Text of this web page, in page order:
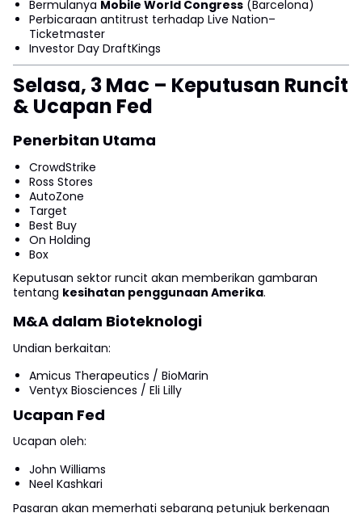
Bermulanya Mobile World Congress (Barcelona)
Perbicaraan antitrust terhadap Live Nation–
Ticketmaster
Investor Day DraftKings
Selasa, 3 Mac – Keputusan Runcit
& Ucapan Fed
Penerbitan Utama
CrowdStrike
Ross Stores
AutoZone
Target
Best Buy
On Holding
Box
Keputusan sektor runcit akan memberikan gambaran
tentang kesihatan penggunaan Amerika.
M&A dalam Bioteknologi
Undian berkaitan:
Amicus Therapeutics / BioMarin
Ventyx Biosciences / Eli Lilly
Ucapan Fed
Ucapan oleh:
John Williams
Neel Kashkari
Pasaran akan memerhati sebarang petunjuk berkenaan